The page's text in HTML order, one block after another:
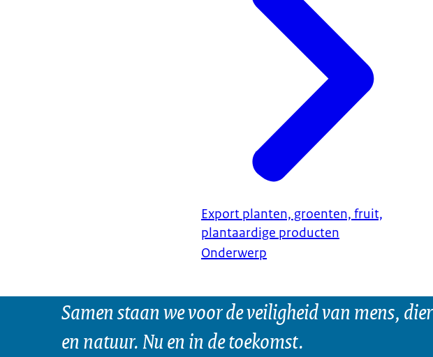
Export planten, groenten, fruit,
plantaardige producten
Onderwerp
Samen staan we voor de veiligheid van mens, dier
en natuur. Nu en in de toekomst.